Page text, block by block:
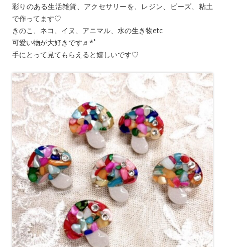
彩りのある生活雑貨、アクセサリーを、レジン、ビーズ、粘土
で作ってます♡
きのこ、ネコ、イヌ、アニマル、水の生き物etc
可愛い物が大好きです♬*ﾟ
手にとって見てもらえると嬉しいです♡